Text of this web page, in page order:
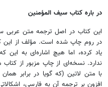
در باره كتاب سيف المؤمنين
در روم چاپ شده است. مؤلف از
ياد كرده، اما هيچ اشاره‌اى به
ندارد. نسخه‌اى از چاپ مزبور از
با متن لاتين (كه گويا در برابر
افزون بر ترجمه آن به فارسى،